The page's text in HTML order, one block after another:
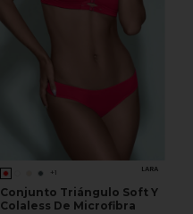
+1 LARA
Conjunto Triángulo Soft Y
Colaless De Microfibra